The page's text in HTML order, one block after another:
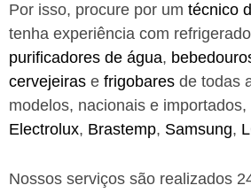
Por isso, procure por um técnico
tenha experiência com
purificadores de água,
cervejeiras e frigobares de todas
modelos, nacionais e
Electrolux, Brastemp, Samsung,
Nossos serviços são realizados